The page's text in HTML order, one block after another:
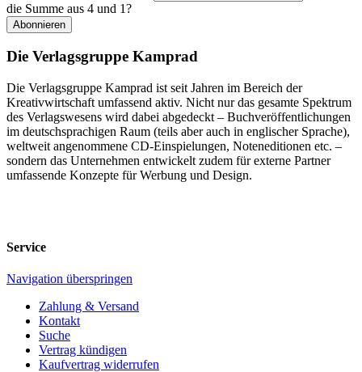
die Summe aus 4 und 1?
Abonnieren
Die Verlagsgruppe Kamprad
Die Verlagsgruppe Kamprad ist seit Jahren im Bereich der
Kreativwirtschaft umfassend aktiv. Nicht nur das gesamte Spektrum
des Verlagswesens wird dabei abgedeckt – Buchveröffentlichungen
im deutschsprachigen Raum (teils aber auch in englischer Sprache),
weltweit angenommene CD-Einspielungen, Noteneditionen etc. –
sondern das Unternehmen entwickelt zudem für externe Partner
umfassende Konzepte für Werbung und Design.
Service
Navigation überspringen
Zahlung & Versand
Kontakt
Suche
Vertrag kündigen
Kaufvertrag widerrufen